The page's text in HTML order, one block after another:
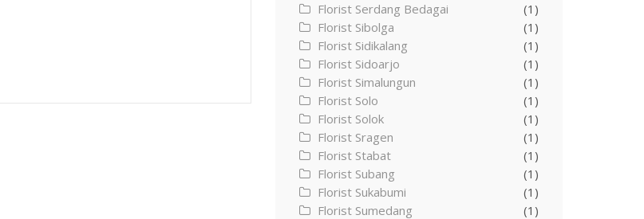
Florist Serdang Bedagai
(1)
Florist Sibolga
(1)
Florist Sidikalang
(1)
Florist Sidoarjo
(1)
Florist Simalungun
(1)
Florist Solo
(1)
Florist Solok
(1)
Florist Sragen
(1)
Florist Stabat
(1)
Florist Subang
(1)
Florist Sukabumi
(1)
Florist Sumedang
(1)